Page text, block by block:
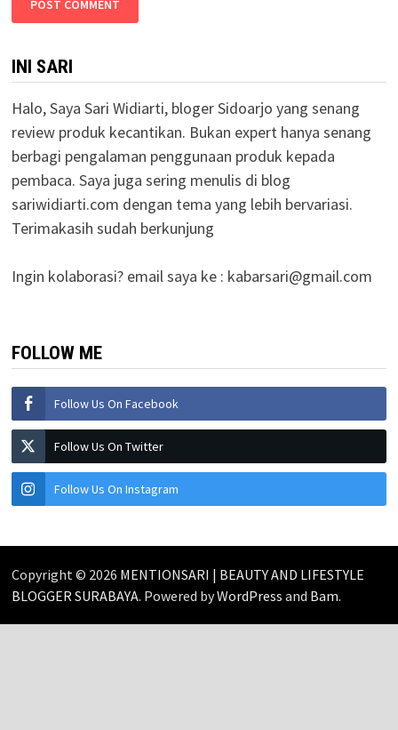
INI SARI
Halo, Saya Sari Widiarti, bloger Sidoarjo yang senang
review produk kecantikan. Bukan expert hanya senang
berbagi pengalaman penggunaan produk kepada
pembaca. Saya juga sering menulis di blog
sariwidiarti.com dengan tema yang lebih bervariasi.
Terimakasih sudah berkunjung
Ingin kolaborasi? email saya ke : kabarsari@gmail.com
FOLLOW ME
Follow Us On Facebook
Follow Us On Twitter
Follow Us On Instagram
Copyright © 2026 MENTIONSARI | BEAUTY AND LIFESTYLE
BLOGGER SURABAYA. Powered byWordPress and Bam.